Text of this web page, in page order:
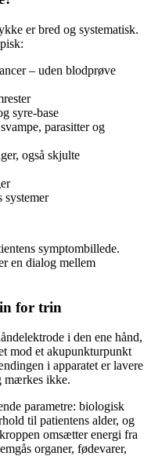
er bred og systematisk.
– uden blodprøve
syre-base
parasitter og
også skjulte
systemer
symptombillede.
en dialog mellem
for trin
i den ene hånd,
mod et akupunkturpunkt
i apparatet er lavere
mærkes ikke.
parametre: biologisk
til patientens alder, og
omsætter energi fra
organer, fødevarer,